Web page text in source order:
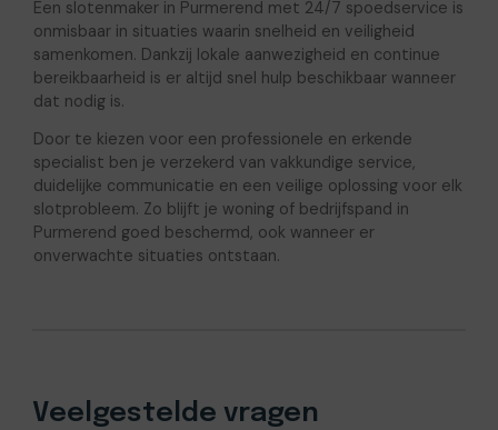
Een slotenmaker in Purmerend met 24/7 spoedservice is
onmisbaar in situaties waarin snelheid en veiligheid
samenkomen. Dankzij lokale aanwezigheid en continue
bereikbaarheid is er altijd snel hulp beschikbaar wanneer
dat nodig is.
Door te kiezen voor een professionele en erkende
specialist ben je verzekerd van vakkundige service,
duidelijke communicatie en een veilige oplossing voor elk
slotprobleem. Zo blijft je woning of bedrijfspand in
Purmerend goed beschermd, ook wanneer er
onverwachte situaties ontstaan.
Veelgestelde vragen